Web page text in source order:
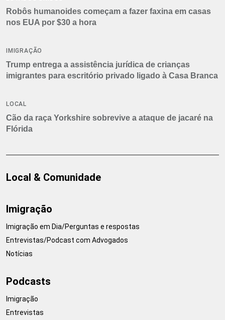
Robôs humanoides começam a fazer faxina em casas
nos EUA por $30 a hora
IMIGRAÇÃO
Trump entrega a assistência jurídica de crianças
imigrantes para escritório privado ligado à Casa Branca
LOCAL
Cão da raça Yorkshire sobrevive a ataque de jacaré na
Flórida
Local & Comunidade
Imigração
Imigração em Dia/Perguntas e respostas
Entrevistas/Podcast com Advogados
Notícias
Podcasts
Imigração
Entrevistas